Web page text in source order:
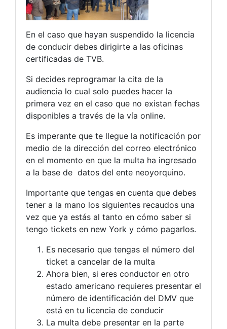
En el caso que hayan suspendido la licencia
de conducir debes dirigirte a las oficinas
certificadas de TVB.
Si decides reprogramar la cita de la
audiencia lo cual solo puedes hacer la
primera vez en el caso que no existan fechas
disponibles a través de la vía online.
Es imperante que te llegue la notificación por
medio de la dirección del correo electrónico
en el momento en que la multa ha ingresado
a la base de datos del ente neoyorquino.
Importante que tengas en cuenta que debes
tener a la mano los siguientes recaudos una
vez que ya estás al tanto en cómo saber si
tengo tickets en new York y cómo pagarlos.
Es necesario que tengas el número del
ticket a cancelar de la multa
Ahora bien, si eres conductor en otro
estado americano requieres presentar el
número de identificación del DMV que
está en tu licencia de conducir
La multa debe presentar en la parte